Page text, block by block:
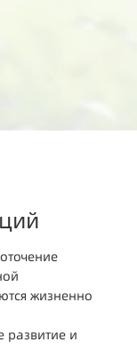
жизненно
развитие и